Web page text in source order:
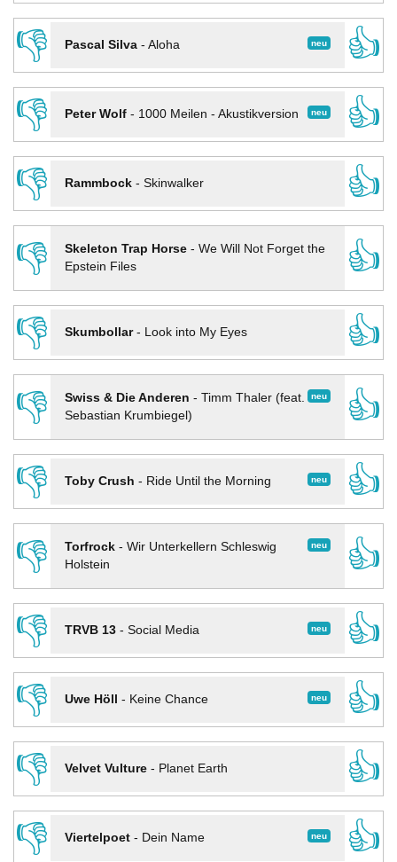
👎
neu
Pascal Silva- Aloha
👍
👎
neu
Peter Wolf- 1000 Meilen - Akustikversion
👍
👎
Rammbock- Skinwalker
👍
👎
Skeleton Trap Horse- We Will Not Forget the
Epstein Files
👍
👎
Skumbollar- Look into My Eyes
👍
👎
neu
Swiss & Die Anderen - Timm Thaler (feat.
Sebastian Krumbiegel)
👍
👎
neu
Toby Crush - Ride Until the Morning
👍
👎
neu
Torfrock- Wir Unterkellern Schleswig
Holstein
👍
👎
neu
TRVB 13- Social Media
👍
👎
neu
Uwe Höll - Keine Chance
👍
👎
Velvet Vulture- Planet Earth
👍
👎
neu
Viertelpoet- Dein Name
👍